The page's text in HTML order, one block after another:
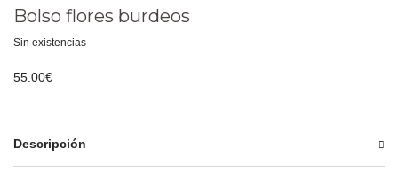
Bolso flores burdeos
Sin existencias
55.00€
Descripción